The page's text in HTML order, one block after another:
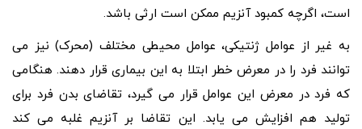
است، اگرچه کمبود آنزیم ممکن است ارثی باشد.
به غیر از عوامل ژنتیکی، عوامل محیطی مختلف (محرک) نیز می
توانند فرد را در معرض خطر ابتلا به این بیماری قرار دهند. هنگامی
که فرد در معرض این عوامل قرار می گیرد، تقاضای بدن فرد برای
تولید هم افزایش می یابد. این تقاضا بر آنزیم غلبه می کند